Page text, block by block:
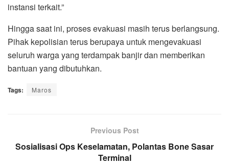
instansi terkait.”
Hingga saat ini, proses evakuasi masih terus berlangsung.
Pihak kepolisian terus berupaya untuk mengevakuasi
seluruh warga yang terdampak banjir dan memberikan
bantuan yang dibutuhkan.
Tags: Maros
Previous Post
Sosialisasi Ops Keselamatan, Polantas Bone Sasar
Terminal